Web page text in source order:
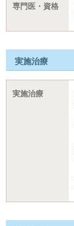
専門医・資格
実施治療
実施治療